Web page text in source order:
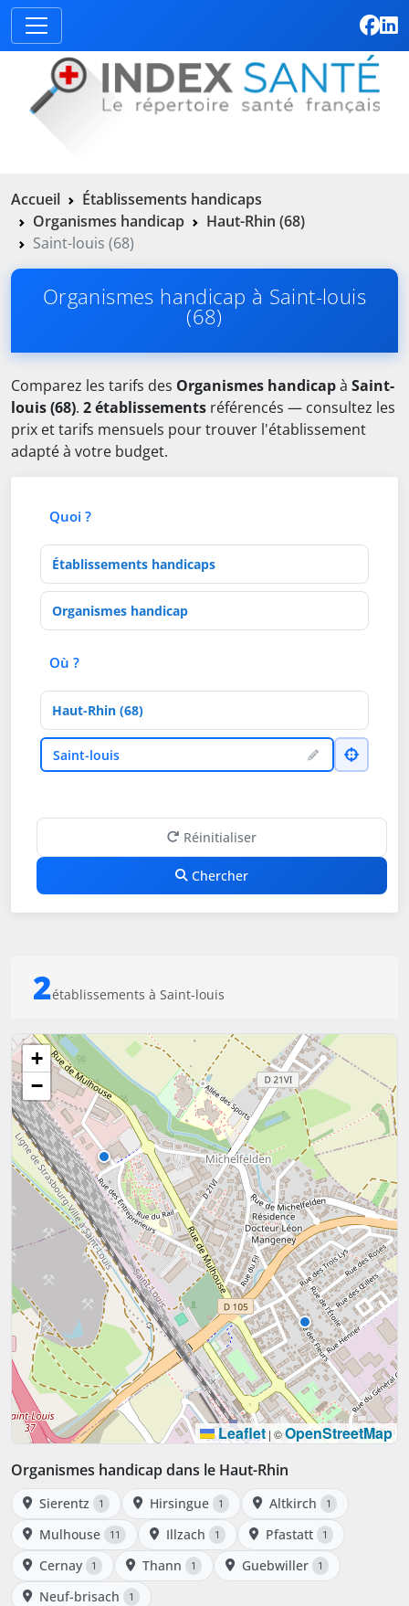
Accueil
Établissements handicaps
Organismes handicap
Haut-Rhin (68)
Saint-louis (68)
Organismes handicap à Saint-louis
(68)
Comparez les tarifs des Organismes handicapà Saint-
louis (68). 2 établissements référencés — consultez les
prix et tarifs mensuels pour trouver l'établissement
adapté à votre budget.
Quoi ?
Type d'établissement
Activités de soins
Où ?
Département
VilleSaint-louis
Réinitialiser
Chercher
2établissements à Saint-louis
+
−
Leaflet | ©OpenStreetMap
Organismes handicap dans le Haut-Rhin
Sierentz 1 Hirsingue 1 Altkirch 1
Mulhouse 11 Illzach 1 Pfastatt 1
Cernay 1 Thann 1 Guebwiller 1
Neuf-brisach 1